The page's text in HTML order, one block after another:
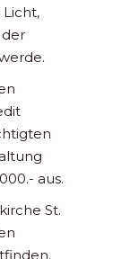
der
aus.
St.